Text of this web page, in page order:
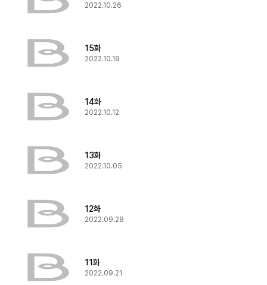
2022.10.26
15화
2022.10.19
14화
2022.10.12
13화
2022.10.05
12화
2022.09.28
11화
2022.09.21